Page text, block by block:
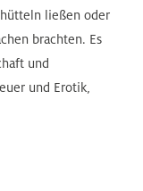
ließen oder
brachten. Es
und
und Erotik,